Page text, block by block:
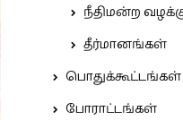
நீதிமன்ற
தீர்மானங்கள்
பொதுக்கூட்டங்கள்
போராட்டங்கள்